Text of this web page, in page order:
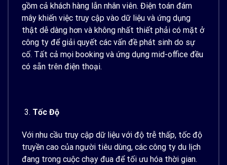
gồm cả khách hàng lẫn nhân viên. Điện toán đám
mây khiến việc truy cập vào dữ liệu và ứng dụng
thật dễ dàng hơn và không nhất thiết phải có mặt ở
công ty để giải quyết các vấn đề phát sinh do sự
cố. Tất cả mọi booking và ứng dụng mid-office đều
có sẵn trên điện thoại.
Tốc Độ
Với nhu cầu truy cập dữ liệu với độ trễ thấp, tốc độ
truyền cao của người tiêu dùng, các công ty du lịch
đang trong cuộc chạy đua để tối ưu hóa thời gian.